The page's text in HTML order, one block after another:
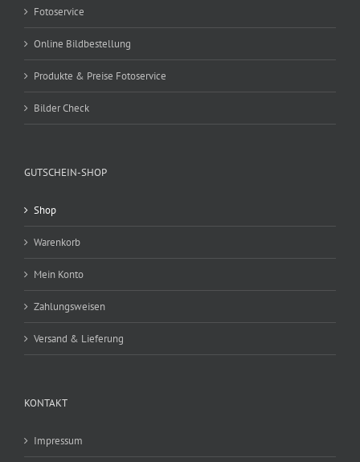
Fotoservice
Online Bildbestellung
Produkte & Preise Fotoservice
Bilder Check
GUTSCHEIN-SHOP
Shop
Warenkorb
Mein Konto
Zahlungsweisen
Versand & Lieferung
KONTAKT
Impressum